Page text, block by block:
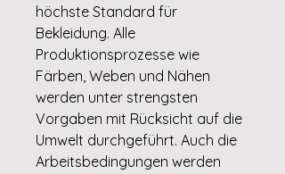
höchste Standard für
Bekleidung. Alle
Produktionsprozesse wie
Färben, Weben und Nähen
werden unter strengsten
Vorgaben mit Rücksicht auf die
Umwelt durchgeführt. Auch die
Arbeitsbedingungen werden